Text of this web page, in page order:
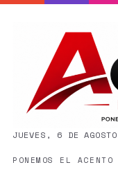
JUEVES, 6 DE
PONEMOS EL